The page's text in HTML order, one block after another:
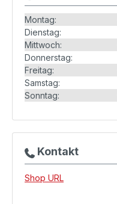
Montag:
Dienstag:
Mittwoch:
Donnerstag:
Freitag:
Samstag:
Sonntag:
Kontakt
Shop URL